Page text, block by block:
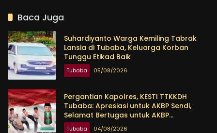
Baca Juga
Suhardiyanto Warga Kemiling Tabrak
Lansia di Tubaba, Keluarga Korban
Tunggu Etikad Baik
Tubaba 05/08/2026
Pergantian Kapolres, KESTI TTKKDH
Tubaba: Apresiasi untuk AKBP Sendi,
Selamat Bertugas untuk AKBP
Himmawan
Tubaba 04/08/2026